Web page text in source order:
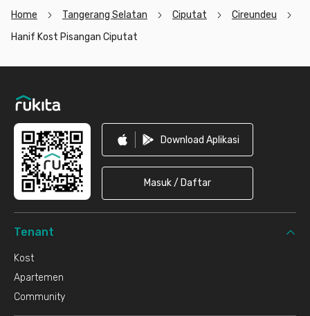
Home Tangerang Selatan Ciputat
Cireundeu
Hanif Kost Pisangan Ciputat
Download Aplikasi
Masuk / Daftar
Tenant
Kost
Apartemen
Community